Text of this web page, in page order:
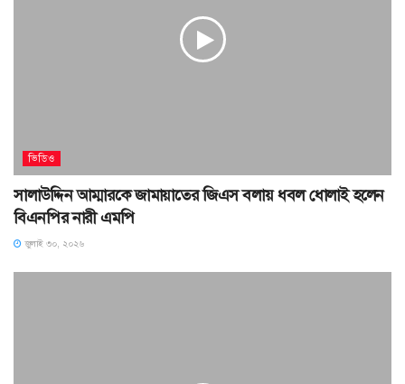
ভিডিও
সালাউদ্দিন আম্মারকে জামায়াতের জিএস বলায় ধবল ধোলাই হলেন
বিএনপির নারী এমপি
জুলাই ৩০, ২০২৬